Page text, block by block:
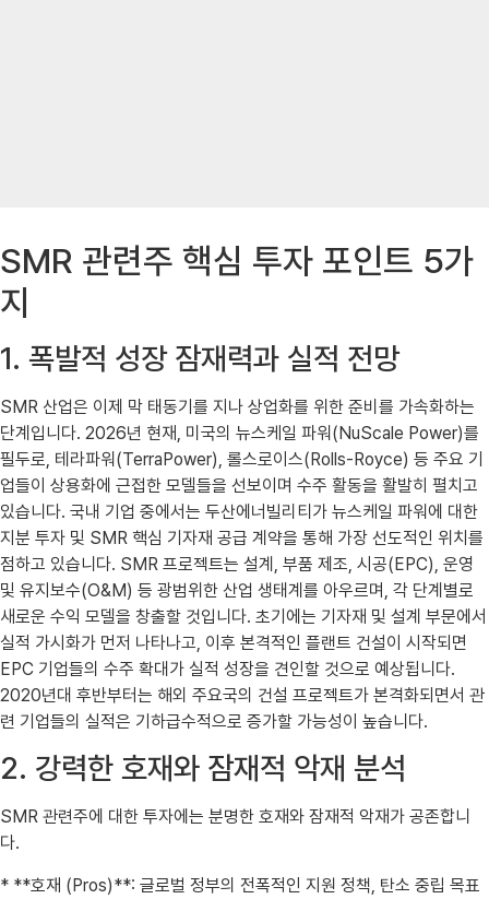
SMR 관련주 핵심 투자 포인트 5가
지
1. 폭발적 성장 잠재력과 실적 전망
SMR 산업은 이제 막 태동기를 지나 상업화를 위한 준비를 가속화하는
단계입니다. 2026년 현재, 미국의 뉴스케일 파워(NuScale Power)를
필두로, 테라파워(TerraPower), 롤스로이스(Rolls-Royce) 등 주요 기
업들이 상용화에 근접한 모델들을 선보이며 수주 활동을 활발히 펼치고
있습니다. 국내 기업 중에서는 두산에너빌리티가 뉴스케일 파워에 대한
지분 투자 및 SMR 핵심 기자재 공급 계약을 통해 가장 선도적인 위치를
점하고 있습니다. SMR 프로젝트는 설계, 부품 제조, 시공(EPC), 운영
및 유지보수(O&M) 등 광범위한 산업 생태계를 아우르며, 각 단계별로
새로운 수익 모델을 창출할 것입니다. 초기에는 기자재 및 설계 부문에서
실적 가시화가 먼저 나타나고, 이후 본격적인 플랜트 건설이 시작되면
EPC 기업들의 수주 확대가 실적 성장을 견인할 것으로 예상됩니다.
2020년대 후반부터는 해외 주요국의 건설 프로젝트가 본격화되면서 관
련 기업들의 실적은 기하급수적으로 증가할 가능성이 높습니다.
2. 강력한 호재와 잠재적 악재 분석
SMR 관련주에 대한 투자에는 분명한 호재와 잠재적 악재가 공존합니
다.
* **호재 (Pros)**: 글로벌 정부의 전폭적인 지원 정책, 탄소 중립 목표